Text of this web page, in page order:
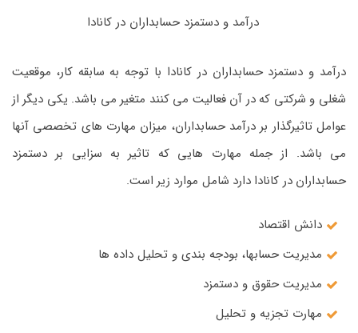
درآمد و دستمزد حسابداران در کانادا
درآمد و دستمزد حسابداران در کانادا با توجه به سابقه کار، موقعیت
شغلی و شرکتی که در آن فعالیت می کنند متغیر می باشد. یکی دیگر از
عوامل تاثیرگذار بر درآمد حسابداران، میزان مهارت های تخصصی آنها
می باشد. از جمله مهارت هایی که تاثیر به سزایی بر دستمزد
حسابداران در کانادا دارد شامل موارد زیر است.
دانش اقتصاد
مدیریت حسابها، بودجه بندی و تحلیل داده ها
مدیریت حقوق و دستمزد
مهارت تجزیه و تحلیل